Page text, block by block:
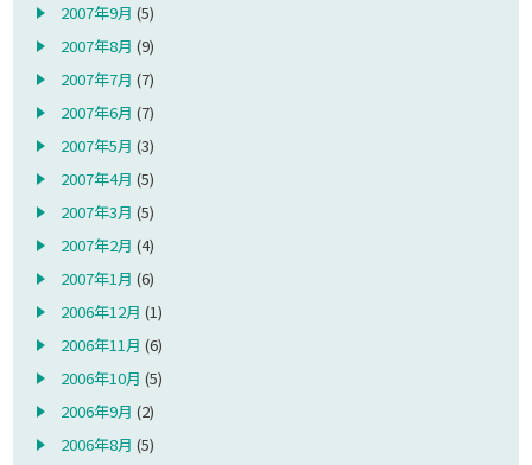
2007年9月 (5)
2007年8月 (9)
2007年7月 (7)
2007年6月 (7)
2007年5月 (3)
2007年4月 (5)
2007年3月 (5)
2007年2月 (4)
2007年1月 (6)
2006年12月 (1)
2006年11月 (6)
2006年10月 (5)
2006年9月 (2)
2006年8月 (5)